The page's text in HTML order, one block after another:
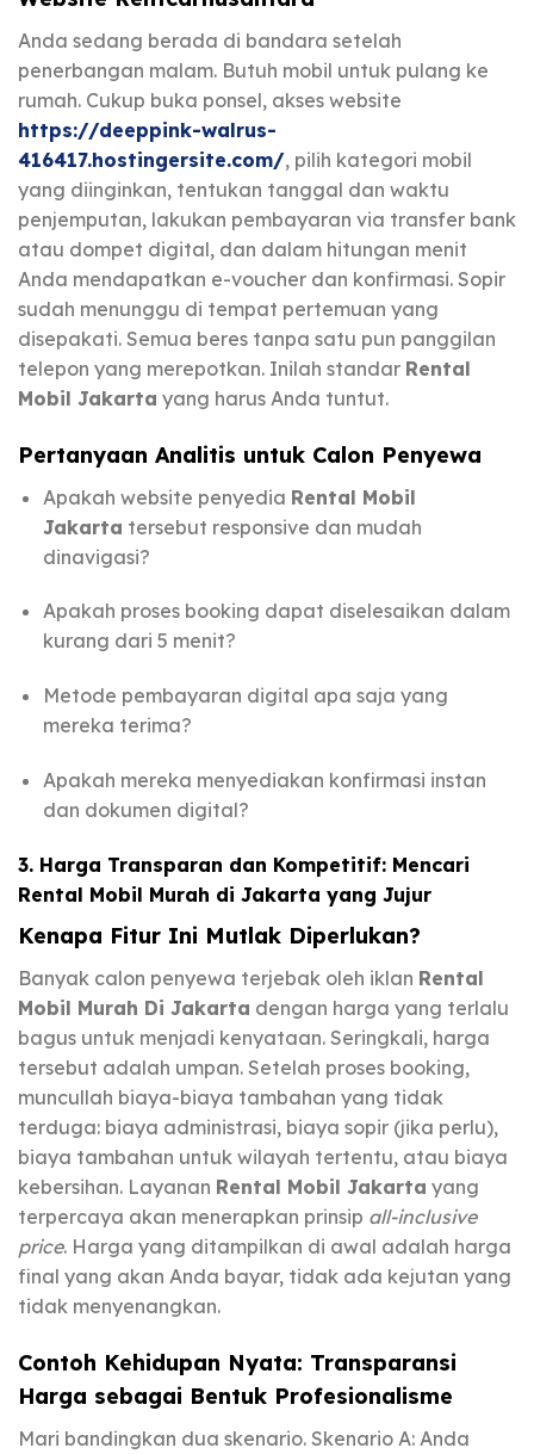
Anda sedang berada di bandara setelah
penerbangan malam. Butuh mobil untuk pulang ke
rumah. Cukup buka ponsel, akses website
https://deeppink-walrus-
416417.hostingersite.com/, pilih kategori mobil
yang diinginkan, tentukan tanggal dan waktu
penjemputan, lakukan pembayaran via transfer bank
atau dompet digital, dan dalam hitungan menit
Anda mendapatkan e-voucher dan konfirmasi. Sopir
sudah menunggu di tempat pertemuan yang
disepakati. Semua beres tanpa satu pun panggilan
telepon yang merepotkan. Inilah standar Rental
Mobil Jakarta yang harus Anda tuntut.
Pertanyaan Analitis untuk Calon Penyewa
Apakah website penyedia Rental Mobil
Jakarta tersebut responsive dan mudah
dinavigasi?
Apakah proses booking dapat diselesaikan dalam
kurang dari 5 menit?
Metode pembayaran digital apa saja yang
mereka terima?
Apakah mereka menyediakan konfirmasi instan
dan dokumen digital?
3. Harga Transparan dan Kompetitif: Mencari
Rental Mobil Murah di Jakarta yang Jujur
Kenapa Fitur Ini Mutlak Diperlukan?
Banyak calon penyewa terjebak oleh iklan Rental
Mobil Murah Di Jakarta dengan harga yang terlalu
bagus untuk menjadi kenyataan. Seringkali, harga
tersebut adalah umpan. Setelah proses booking,
muncullah biaya-biaya tambahan yang tidak
terduga: biaya administrasi, biaya sopir (jika perlu),
biaya tambahan untuk wilayah tertentu, atau biaya
kebersihan. Layanan Rental Mobil Jakarta yang
terpercaya akan menerapkan prinsip all-inclusive
price. Harga yang ditampilkan di awal adalah harga
final yang akan Anda bayar, tidak ada kejutan yang
tidak menyenangkan.
Contoh Kehidupan Nyata: Transparansi
Harga sebagai Bentuk Profesionalisme
Mari bandingkan dua skenario. Skenario A: Anda